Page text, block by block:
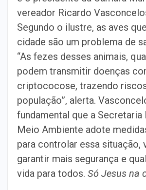
vereador Ricardo
Segundo o ilustre, as aves
cidade são um problema de
“As fezes desses animais,
podem transmitir doenças
criptococose, trazendo
população”, alerta.
fundamental que a Secretaria
Meio Ambiente adote
para controlar essa situação,
garantir mais segurança e
vida para todos. Só Jesus na